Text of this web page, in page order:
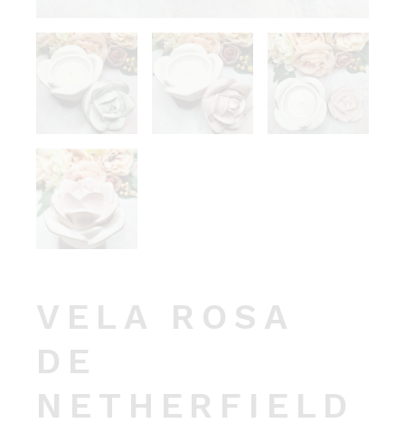
VELA ROSA
DE
NETHERFIELD